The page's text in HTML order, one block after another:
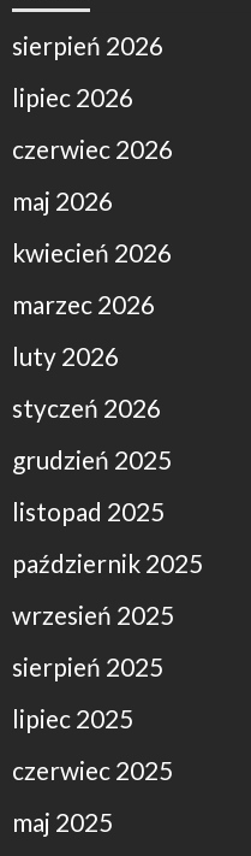
sierpień 2026
lipiec 2026
czerwiec 2026
maj 2026
kwiecień 2026
marzec 2026
luty 2026
styczeń 2026
grudzień 2025
listopad 2025
październik 2025
wrzesień 2025
sierpień 2025
lipiec 2025
czerwiec 2025
maj 2025